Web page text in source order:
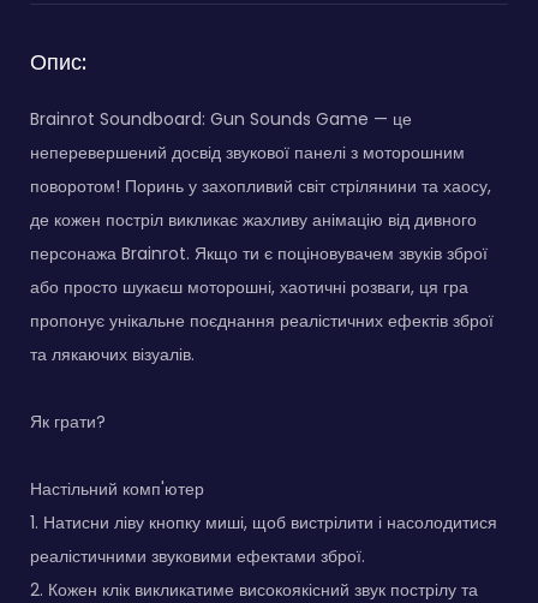
Опис:
Brainrot Soundboard: Gun Sounds Game — це
неперевершений досвід звукової панелі з моторошним
поворотом! Поринь у захопливий світ стрілянини та хаосу,
де кожен постріл викликає жахливу анімацію від дивного
персонажа Brainrot. Якщо ти є поціновувачем звуків зброї
або просто шукаєш моторошні, хаотичні розваги, ця гра
пропонує унікальне поєднання реалістичних ефектів зброї
та лякаючих візуалів.
Як грати?
Настільний комп'ютер
1. Натисни ліву кнопку миші, щоб вистрілити і насолодитися
реалістичними звуковими ефектами зброї.
2. Кожен клік викликатиме високоякісний звук пострілу та